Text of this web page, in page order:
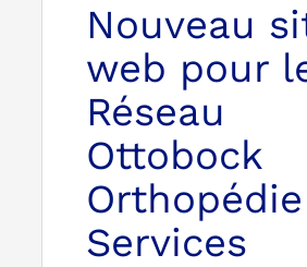
POSITIONNEMENT
NEUROMOBILITÉ
Nouveau
web pour
Réseau
Ottobock
Services